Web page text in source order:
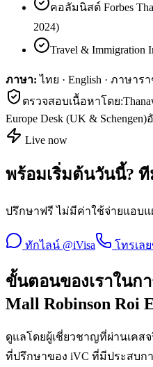
คอลัมนิสต์ Forbes
2024)
Travel & Immigration
ภาษา: ไทย · English · ภาษาร
ตรวจสอบเนื้อหาโดย:
Europe Desk (UK & Schengen)
Live now
พร้อมเริ่มต้นวันนี้?
ปรึกษาฟรี ไม่มีค่าใช้จ่ายแอบแฝ
ทักไลน์ @iVisa โทรเลย
ขั้นตอนของเราใน
Mall Robinson Roi
ดูแลโดยผู้เชี่ยวชาญที่ผ่านเคสจ
ที่ปรึกษาของ iVC ที่มีประสบก